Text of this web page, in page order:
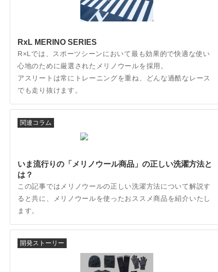
RxL MERINO SERIES
R×Lでは、スポーツシーンにおいて最も効果的で快適な使い
心地のために厳選されたメリノウールを採用。
アスリートは常にトレーニングを重ね、どんな過酷なレース
でも走り抜けます。
関連コラム
いま流行りの「メリノウール商品」の正しい洗濯方法と
は？
この記事ではメリノウールの正しい洗濯方法について解説す
ると共に、メリノウールを使ったおススメ商品を紹介いたし
ます。
開発ストーリー